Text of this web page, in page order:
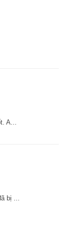
A...
bị ...